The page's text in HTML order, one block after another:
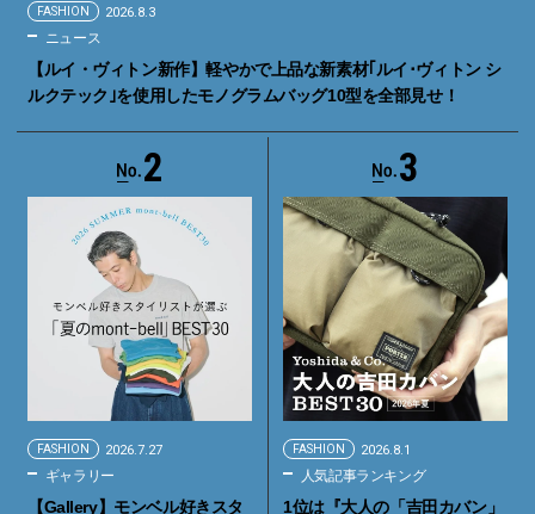
FASHION 2026.8.3
ニュース
【ルイ・ヴィトン新作】軽やかで上品な新素材｢ルイ･ヴィトン シ
ルクテック｣を使用したモノグラムバッグ10型を全部見せ！
2
FASHION 2026.7.27
ギャラリー
【Gallery】モンベル好きスタ
3
FASHION 2026.8.1
人気記事ランキング
1位は『大人の「吉田カバン」